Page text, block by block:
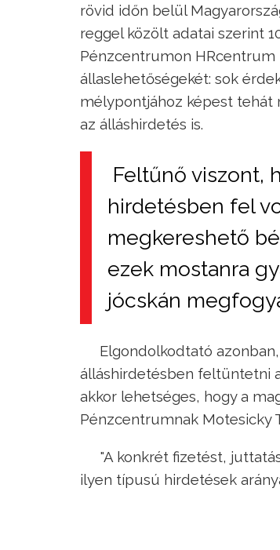
rövid időn belül
reggel közölt adatai szerint
Pénzcentrumon
állaslehetőségekét: sok
mélypontjához képest tehát
az álláshirdetés is.
Feltűnő viszont,
hirdetésben fel
megkereshető
ezek mostanra
jócskán
Elgondolkodtató
álláshirdetésben feltüntetni
akkor lehetséges, hogy a
Pénzcentrumnak Motesicky
"A konkrét fizetést,
ilyen típusú hirdetések